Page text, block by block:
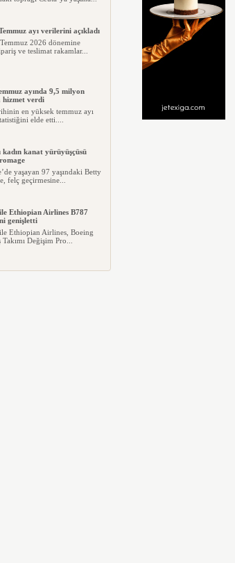
ayı verilerini açıkladı
2026 dönemine
ve teslimat rakamlar...
ayında 9,5 milyon
hizmet verdi
en yüksek temmuz ayı
elde etti....
kadın kanat yürüyüşçüsü
yaşayan 97 yaşındaki Betty
felç geçirmesine...
Ethiopian Airlines B787
genişletti
Ethiopian Airlines, Boeing
Değişim Pro...
yangınlarında